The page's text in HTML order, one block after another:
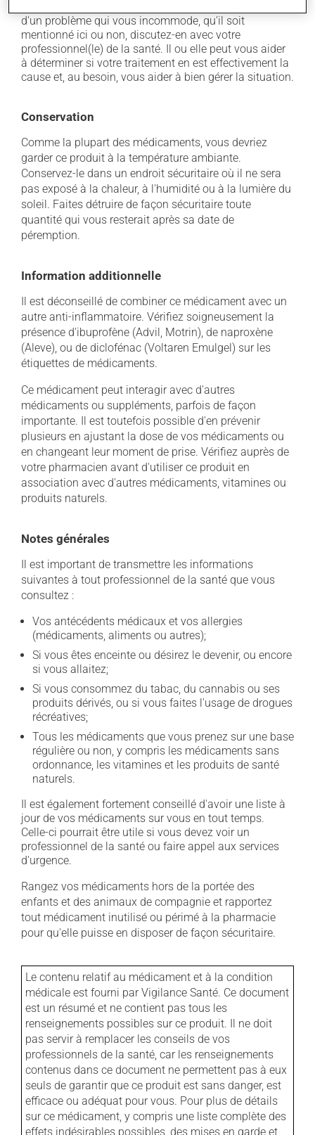
d'un problème qui vous incommode, qu'il soit
mentionné ici ou non, discutez-en avec votre
professionnel(le) de la santé. Il ou elle peut vous aider
à déterminer si votre traitement en est effectivement la
cause et, au besoin, vous aider à bien gérer la situation.
Conservation
Comme la plupart des médicaments, vous devriez
garder ce produit à la température ambiante.
Conservez-le dans un endroit sécuritaire où il ne sera
pas exposé à la chaleur, à l'humidité ou à la lumière du
soleil. Faites détruire de façon sécuritaire toute
quantité qui vous resterait après sa date de
péremption.
Information additionnelle
Il est déconseillé de combiner ce médicament avec un
autre anti-inflammatoire. Vérifiez soigneusement la
présence d'ibuprofène (Advil, Motrin), de naproxène
(Aleve), ou de diclofénac (Voltaren Emulgel) sur les
étiquettes de médicaments.
Ce médicament peut interagir avec d'autres
médicaments ou suppléments, parfois de façon
importante. Il est toutefois possible d'en prévenir
plusieurs en ajustant la dose de vos médicaments ou
en changeant leur moment de prise. Vérifiez auprès de
votre pharmacien avant d'utiliser ce produit en
association avec d'autres médicaments, vitamines ou
produits naturels.
Notes générales
Il est important de transmettre les informations
suivantes à tout professionnel de la santé que vous
consultez :
Vos antécédents médicaux et vos allergies
(médicaments, aliments ou autres);
Si vous êtes enceinte ou désirez le devenir, ou encore
si vous allaitez;
Si vous consommez du tabac, du cannabis ou ses
produits dérivés, ou si vous faites l'usage de drogues
récréatives;
Tous les médicaments que vous prenez sur une base
régulière ou non, y compris les médicaments sans
ordonnance, les vitamines et les produits de santé
naturels.
Il est également fortement conseillé d'avoir une liste à
jour de vos médicaments sur vous en tout temps.
Celle-ci pourrait être utile si vous devez voir un
professionnel de la santé ou faire appel aux services
d'urgence.
Rangez vos médicaments hors de la portée des
enfants et des animaux de compagnie et rapportez
tout médicament inutilisé ou périmé à la pharmacie
pour qu'elle puisse en disposer de façon sécuritaire.
Le contenu relatif au médicament et à la condition
médicale est fourni par Vigilance Santé. Ce document
est un résumé et ne contient pas tous les
renseignements possibles sur ce produit. Il ne doit
pas servir à remplacer les conseils de vos
professionnels de la santé, car les renseignements
contenus dans ce document ne permettent pas à eux
seuls de garantir que ce produit est sans danger, est
efficace ou adéquat pour vous. Pour plus de détails
sur ce médicament, y compris une liste complète des
effets indésirables possibles, des mises en garde et